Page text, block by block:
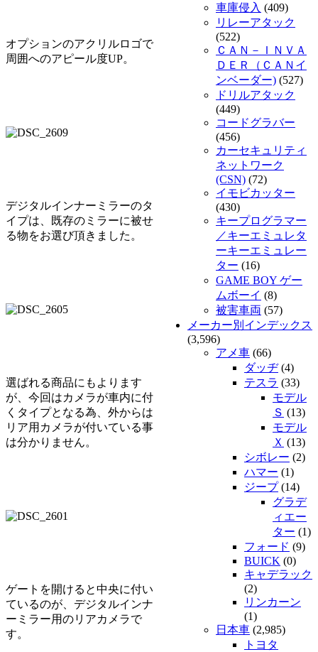
オプションのアクリルロゴで
周囲へのアピール度UP。
デジタルインナーミラーのタ
イプは、既存のミラーに被せ
る物をお選び頂きました。
選ばれる商品にもよります
が、今回はカメラが車内に付
くタイプとなる為、外からは
リア用カメラが付いている事
は分かりません。
ゲートを開けると中央に付い
ているのが、デジタルインナ
ーミラー用のリアカメラで
す。
車庫侵入 (409)
リレーアタック
(522)
ＣＡＮ－ＩＮＶＡ
ＤＥＲ（ＣＡＮイ
ンベーダー) (527)
ドリルアタック
(449)
コードグラバー
(456)
カーセキュリティ
ネットワーク
(CSN) (72)
イモビカッター
(430)
キープログラマー
／キーエミュレタ
ーキーエミュレー
ター (16)
GAME BOY ゲー
ムボーイ (8)
被害車両 (57)
メーカー別インデックス
(3,596)
アメ車 (66)
ダッヂ(4)
テスラ (33)
モデル
Ｓ (13)
モデル
Ｘ (13)
シボレー (2)
ハマー (1)
ジープ(14)
グラデ
ィエー
ター (1)
フォード (9)
BUICK (0)
キャデラック
(2)
リンカーン
(1)
日本車 (2,985)
トヨタ